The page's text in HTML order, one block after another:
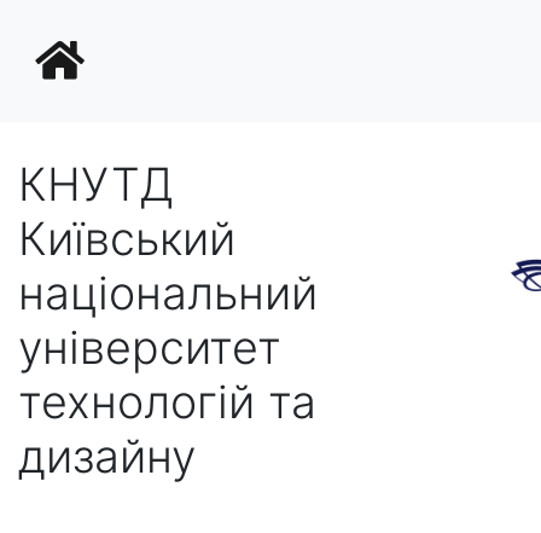
КНУТД
Київський
національний
університет
технологій та
дизайну